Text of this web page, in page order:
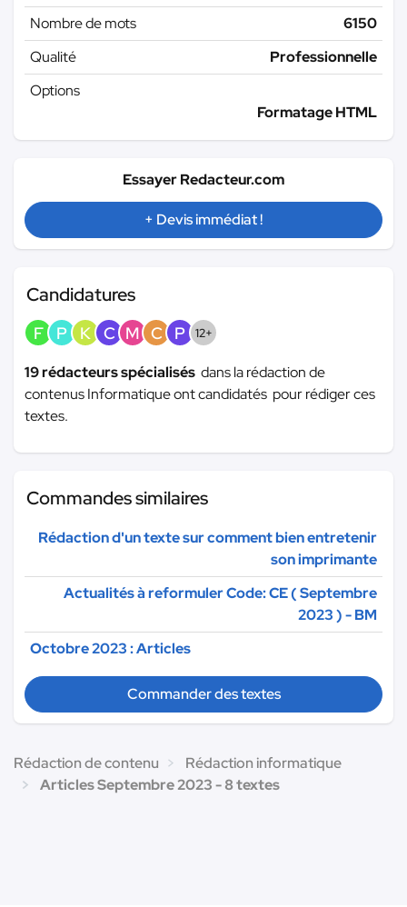
Nombre de mots
6150
Qualité
Professionnelle
Options
Formatage HTML
Essayer Redacteur.com
+ Devis immédiat !
Candidatures
F P K C M C P 12+
19 rédacteurs spécialisés dans la rédaction de
contenus Informatique ont candidatés pour rédiger ces
textes.
Commandes similaires
Rédaction d'un texte sur comment bien entretenir
son imprimante
Actualités à reformuler Code: CE ( Septembre
2023 ) - BM
Octobre 2023 : Articles
Commander des textes
Rédaction de contenu
Rédaction informatique
Articles Septembre 2023 - 8 textes